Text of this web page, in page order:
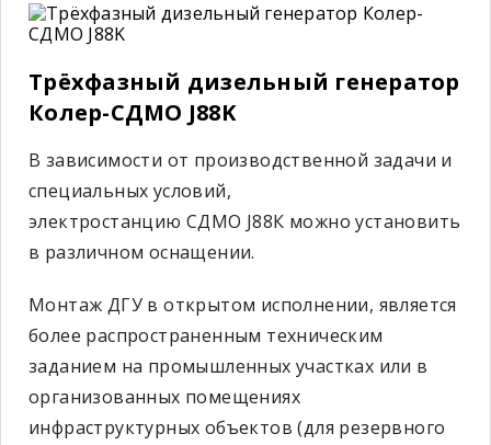
Трёхфазный дизельный генератор
Колер-СДМО J88K
В зависимости от производственной задачи и
специальных условий,
электростанцию СДМО J88К можно установить
в различном оснащении.
Монтаж ДГУ в открытом исполнении, является
более распространенным техническим
заданием на промышленных участках или в
организованных помещениях
инфраструктурных объектов (для резервного